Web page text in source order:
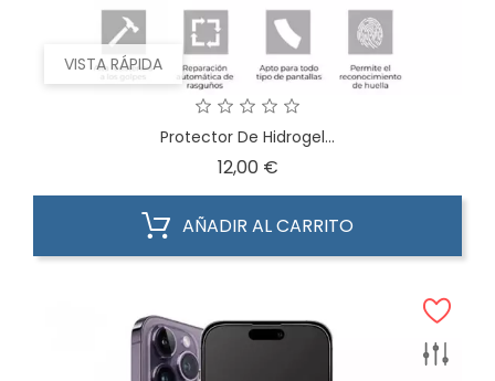
VISTA RÁPIDA
Protector De Hidrogel...
12,00 €Precio
AÑADIR AL CARRITO